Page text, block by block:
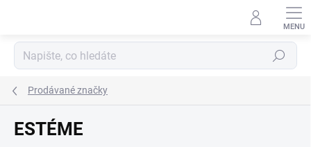
Hledat
Prodávané značky
ESTÉME